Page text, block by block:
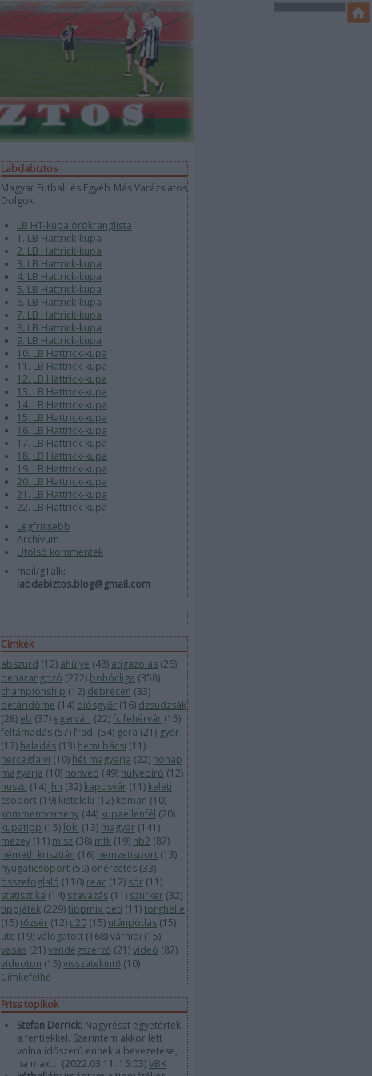
Labdabiztos
Magyar Futball és Egyéb Más Varázslatos
Dolgok
LB HT-kupa örökranglista
1. LB Hattrick-kupa
2. LB Hattrick-kupa
3. LB Hattrick-kupa
4. LB Hattrick-kupa
5. LB Hattrick-kupa
6. LB Hattrick-kupa
7. LB Hattrick-kupa
8. LB Hattrick-kupa
9. LB Hattrick-kupa
10. LB Hattrick-kupa
11. LB Hattrick-kupa
12. LB Hattrick-kupa
13. LB Hattrick-kupa
14. LB Hattrick-kupa
15. LB Hattrick-kupa
16. LB Hattrick-kupa
17. LB Hattrick-kupa
18. LB Hattrick-kupa
19. LB Hattrick-kupa
20. LB Hattrick-kupa
21. LB Hattrick-kupa
22. LB Hattrick-kupa
Legfrissebb
Archívum
Utolsó kommentek
mail/gTalk:
labdabiztos.blog@gmail.com
Címkék
abszurd (12) ahülye (48) átigazolás (26)
beharangozó (272) bohócliga (358)
championship (12) debrecen (33)
détáridöme (14) diósgyőr (16) dzsudzsák
(28) eb (37) egervári (22)fc fehérvár (15)
feltámadás (57)fradi (54) gera (21) győr
(17) haladás (13) hemi bácsi (11)
hercegfalvi (10) hét magyarja (22) hónap
magyarja (10) honvéd (49) hülyebíró (12)
huszti (14) jhn (32) kaposvár (11) keleti
csoport (19) kisteleki (12) koman (10)
kommentverseny (44) kupaellenfél (20)
kupatipp (15) loki (13) magyar (141)
mezey (11) mlsz (38) mtk (19) nb2 (87)
németh krisztián (16) nemzetisport (13)
nyugaticsoport (59) önérzetes (33)
összefoglaló (110) reac (12) sör (11)
statisztika (14) szavazás (11) szurker (32)
tippjáték (229)tippmix peti (11)torghelle
(15)tőzsér (12) u20 (15) utánpótlás (15)
ute (19)válogatott (168)várhidi (15)
vasas (21)vendégszerző (21)videó (87)
videoton (15)visszatekintő (10)
Címkefelhő
Friss topikok
Stefan Derrick: Nagyrészt egyetértek
a fentiekkel. Szerintem akkor lett
volna időszerű ennek a bevezetése,
ha max.... (2022.03.11. 15:03)VBK